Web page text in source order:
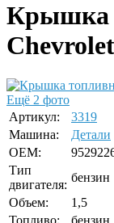
Крышка
Ещё 2 фото
Артикул:
3319
Машина:
Детали
OEM:
Тип
двигателя:
бензин
Объем:
1,5
Топливо:
бензин